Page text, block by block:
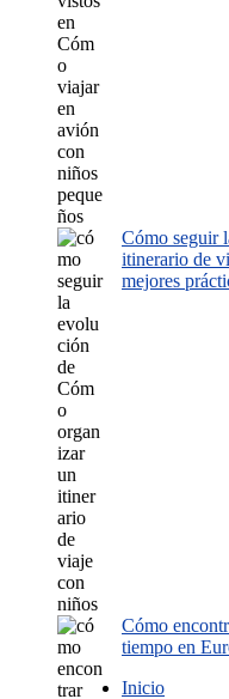
Cómo seguir
itinerario de
mejores
Cómo
tiempo en
Inicio